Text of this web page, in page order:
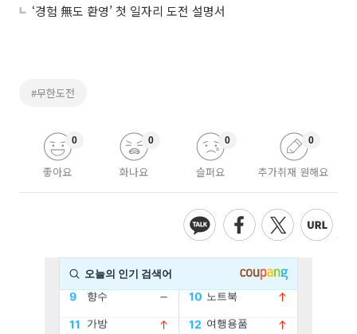
‘경험 無도 환영’ 첫 일자리 도전 설명서
#무한도전
좋아요
0
화나요
0
슬퍼요
0
추가취재 원해요
0